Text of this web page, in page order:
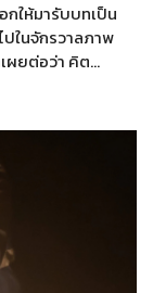
กให้มารับบทเป็น
ในจักรวาลภาพ
ผยต่อว่า คิต…